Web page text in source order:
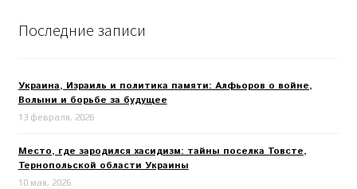
Последние записи
Украина, Израиль и политика памяти: Алфьоров о войне,
Волыни и борьбе за будущее
13 февраля, 2026
Место, где зародился хасидизм: тайны поселка Товсте,
Тернопольской области Украины
10 мая, 2026